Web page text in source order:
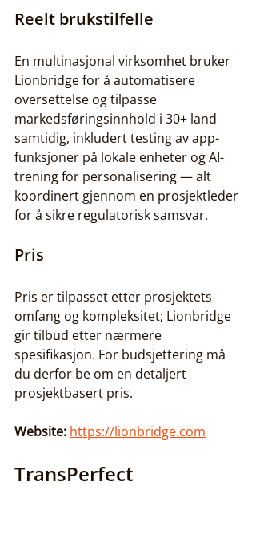
Reelt brukstilfelle
En multinasjonal virksomhet bruker
Lionbridge for å automatisere
oversettelse og tilpasse
markedsføringsinnhold i 30+ land
samtidig, inkludert testing av app-
funksjoner på lokale enheter og AI-
trening for personalisering — alt
koordinert gjennom en prosjektleder
for å sikre regulatorisk samsvar.
Pris
Pris er tilpasset etter prosjektets
omfang og kompleksitet; Lionbridge
gir tilbud etter nærmere
spesifikasjon. For budsjettering må
du derfor be om en detaljert
prosjektbasert pris.
Website: https://lionbridge.com
TransPerfect